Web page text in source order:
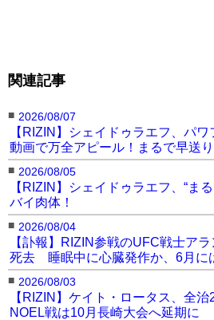
関連記事
■ 2026/08/07
【RIZIN】シェイドゥラエフ、パ
動画で万全アピール！まるで早送り
■ 2026/08/05
【RIZIN】シェイドゥラエフ、“ま
バイ肉体！
■ 2026/08/04
【訃報】RIZIN参戦のUFC戦士ア
死去 睡眠中に心臓発作か、6月に
■ 2026/08/03
【RIZIN】ケイト・ロータス、全
NOEL戦は10月長崎大会へ延期に